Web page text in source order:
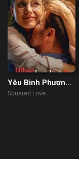
Yêu Bình Phương
Mãi Mãi
Squared Love